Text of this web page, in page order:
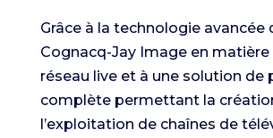
Grâce à la technologie avancée
Cognacq-Jay Image en
réseau live et à une solution de
complète permettant la
l’exploitation de chaînes de